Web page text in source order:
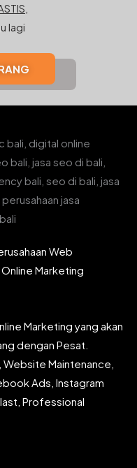
lagi
Web
Marketing
Marketing yang akan
dengan Pesat.
Maintenance,
Ads, Instagram
Professional